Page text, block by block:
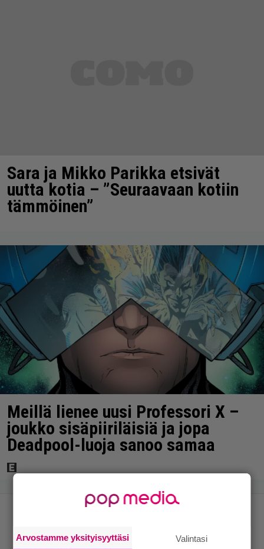
Sara ja Mikko Parikka etsivät
uutta kotia – ”Seuraavaan kotiin
tämmöinen”
Meillä lienee uusi Professori X –
joukko sisäpiiriläisiä ja jopa
Deadpool-luoja sanoo samaa
Arvostamme yksityisyyttäsi Valintasi